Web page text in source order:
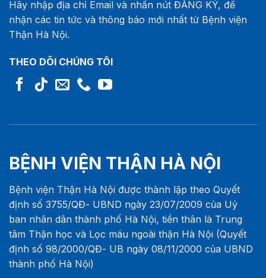
Hãy nhập địa chỉ Email và nhấn nút ĐĂNG KÝ, để
nhận các tin tức và thông báo mới nhất từ Bệnh viện
Thận Hà Nội.
THEO DÕI CHÚNG TÔI
BỆNH VIỆN THẬN HÀ NỘI
Bệnh viện Thận Hà Nội được thành lập theo Quyết
định số 3755/QĐ- UBND ngày 23/07/2009 của Uỷ
ban nhân dân thành phố Hà Nội, tiền thân là Trung
tâm Thận học và Lọc máu ngoài thận Hà Nội (Quyết
định số 98/2000/QĐ- UB ngày 08/11/2000 của UBND
thành phố Hà Nội)